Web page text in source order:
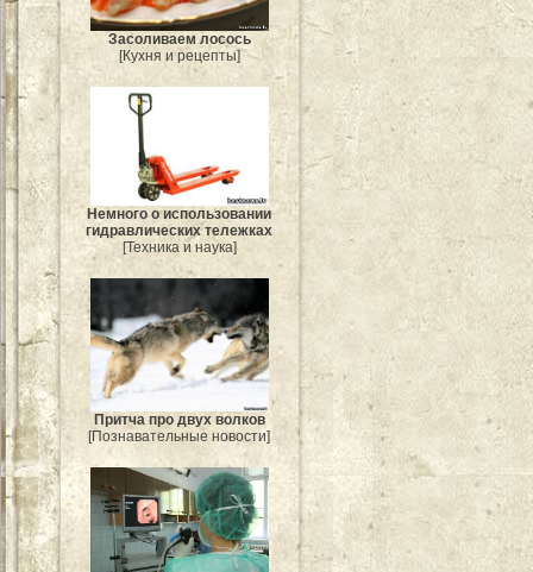
Засоливаем лосось
[Кухня и рецепты]
Немного о использовании
гидравлических тележках
[Техника и наука]
Притча про двух волков
[Познавательные новости]